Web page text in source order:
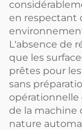
en respectant
L'absence de
que les
prêtes pour
sans
de la machine
nature